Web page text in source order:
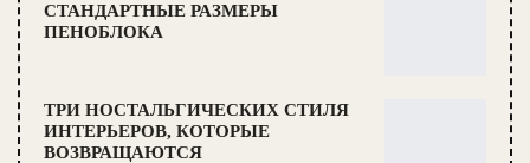
СТАНДАРТНЫЕ РАЗМЕРЫ
ПЕНОБЛОКА
ТРИ НОСТАЛЬГИЧЕСКИХ СТИЛЯ
ИНТЕРЬЕРОВ, КОТОРЫЕ
ВОЗВРАЩАЮТСЯ